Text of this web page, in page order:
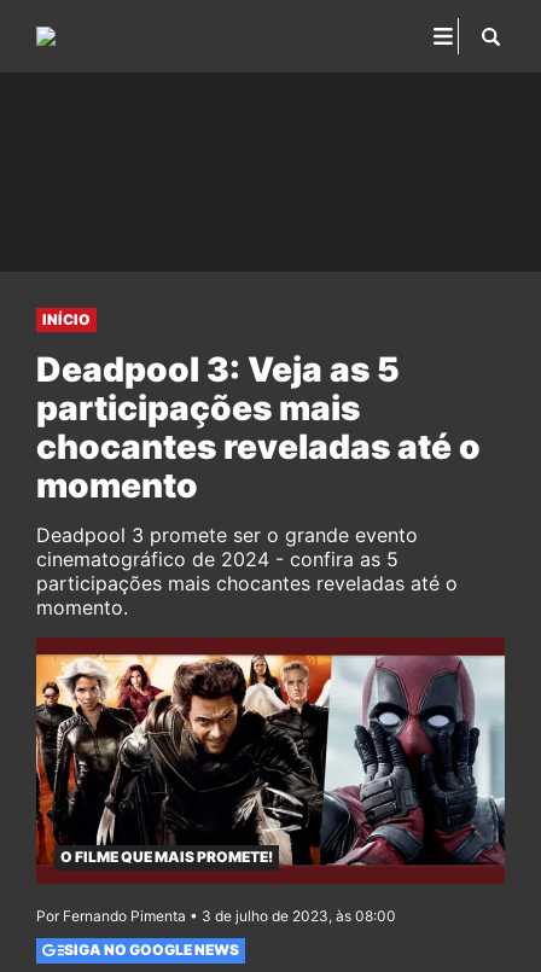
INÍCIO
Deadpool 3: Veja as 5
participações mais
chocantes reveladas até o
momento
Deadpool 3 promete ser o grande evento
cinematográfico de 2024 - confira as 5
participações mais chocantes reveladas até o
momento.
O FILME QUE MAIS PROMETE!
Por Fernando Pimenta • 3 de julho de 2023, às 08:00
SIGA NO GOOGLE NEWS